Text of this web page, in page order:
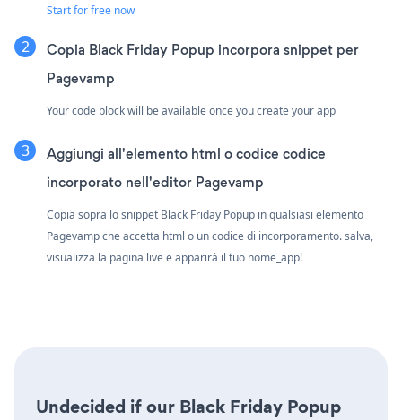
Start for free now
Copia Black Friday Popup incorpora snippet per
Pagevamp
Your code block will be available once you create your app
Aggiungi all'elemento html o codice codice
incorporato nell'editor Pagevamp
Copia sopra lo snippet Black Friday Popup in qualsiasi elemento
Pagevamp che accetta html o un codice di incorporamento. salva,
visualizza la pagina live e apparirà il tuo nome_app!
Undecided if our Black Friday Popup